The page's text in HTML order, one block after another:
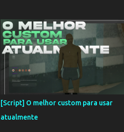
[Script] O melhor custom para usar
atualmente